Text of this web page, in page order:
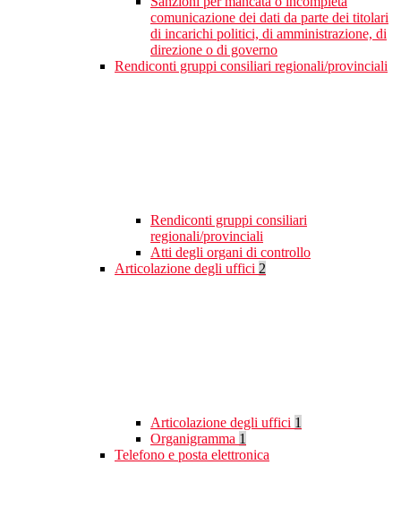
comunicazione dei dati da parte dei titolari
di incarichi politici, di amministrazione, di
direzione o di governo
Rendiconti gruppi consiliari regionali/provinciali
Rendiconti gruppi consiliari
regionali/provinciali
Atti degli organi di controllo
Articolazione degli uffici 2
Articolazione degli uffici 1
Organigramma 1
Telefono e posta elettronica